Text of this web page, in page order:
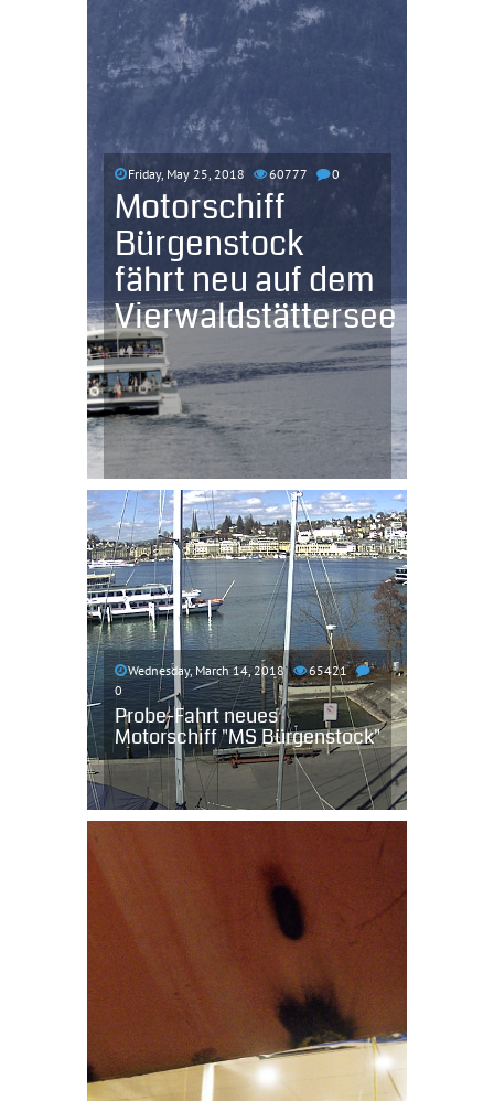
Friday, May 25, 2018 60777 0
Motorschiff
Bürgenstock
fährt neu auf dem
Vierwaldstättersee
Wednesday, March 14, 2018
65421
0
Probe-Fahrt neues
Motorschiff "MS Bürgenstock"